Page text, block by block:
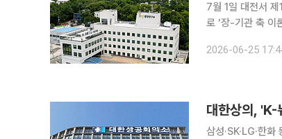
7월 1일 대전서
로 ‘장-기관 축 이론’ 등 최신 연구 공유 hy 중
품과학회 학술대
2026-06-25
대한상의,
삼성·SK·LG·한